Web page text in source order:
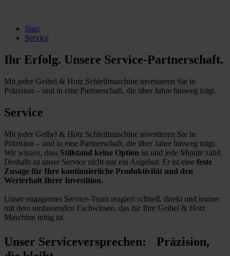
Start
Service
Ihr Erfolg. Unsere Service-Partnerschaft.
Mit jeder Geibel & Hotz Schleifmaschine investieren Sie in
Präzision – und in eine Partnerschaft, die über Jahre hinweg trägt.
Service
Mit jeder Geibel & Hotz Schleifmaschine investieren Sie in
Präzision – und in eine Partnerschaft, die über Jahre hinweg trägt.
Wir wissen, dass Stillstand keine Option ist und jede Minute zählt.
Deshalb ist unser Service nicht nur ein Angebot: Er ist eine feste
Zusage für Ihre kontinuierliche Produktivität und den
Werterhalt Ihrer Investition.
Unser engagiertes Service-Team reagiert schnell, direkt und immer
mit dem umfassenden Fachwissen, das für Ihre Geibel & Hotz
Maschine nötig ist.
Unser Serviceversprechen: Präzision,